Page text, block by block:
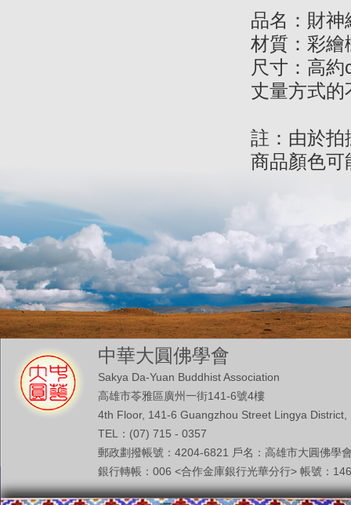
品名：財神
材質：彩繪
尺寸：高
丈量方式
註：由於拍
商品顏色可
中華大圓佛學會
Sakya Da-Yuan Buddhist Association
高雄市苓雅區廣州一街141-6號4樓
4th Floor, 141-6 Guangzhou Street Lingya District,
TEL：(07) 715 - 0357
郵政劃撥帳號：4204-6821 戶名：高雄市大圓佛學
銀行轉帳：006 <合作金庫銀行光華分行> 帳號：